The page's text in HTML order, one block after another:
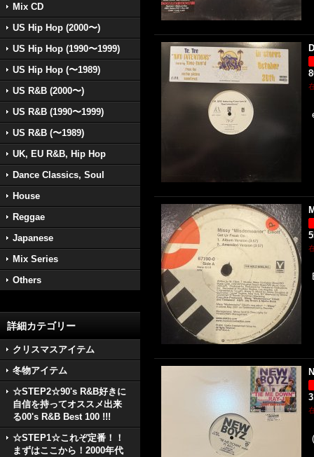
Mix CD
US Hip Hop (2000〜)
US Hip Hop (1990〜1999)
US Hip Hop (〜1989)
US R&B (2000〜)
US R&B (1990〜1999)
US R&B (〜1989)
UK, EU R&B, Hip Hop
Dance Classics, Soul
House
Reggae
Japanese
Mix Series
Others
詳細カテゴリー
クリスマスアイテム
冬物アイテム
☆STEP2☆90's R&B好きに
自信を持ってオススメ出来
る00's R&B Best 100 !!!
☆STEP1☆これぞ定番！！
まずはここから！2000年代